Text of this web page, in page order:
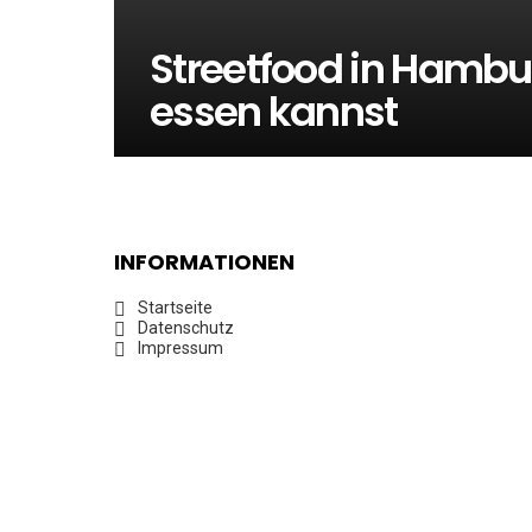
Streetfood in
essen kannst
INFORMATIONEN
Startseite
Datenschutz
Impressum